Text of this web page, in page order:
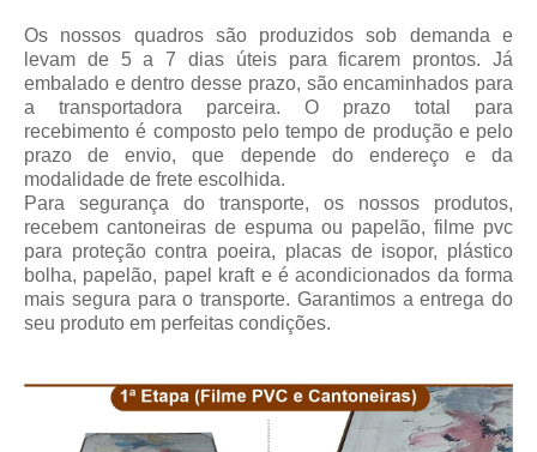
Os nossos quadros são produzidos sob demanda e
levam de 5 a 7 dias úteis para ficarem prontos. Já
embalado e dentro desse prazo, são encaminhados para
a transportadora parceira. O prazo total para
recebimento é composto pelo tempo de produção e pelo
prazo de envio, que depende do endereço e da
modalidade de frete escolhida.
Para segurança do transporte, os nossos produtos,
recebem cantoneiras de espuma ou papelão, filme pvc
para proteção contra poeira, placas de isopor, plástico
bolha, papelão, papel kraft e é acondicionados da forma
mais segura para o transporte. Garantimos a entrega do
seu produto em perfeitas condições.